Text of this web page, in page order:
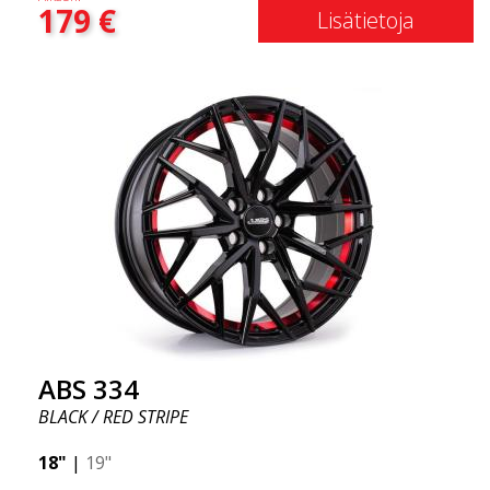
muodoilla. ABS333 on erittäin kestävä ja yleisesti
käytössä Audissa, BMW:ssä, Volvossa ja Mercedes-
automerkeille). Käytä ajoneuvon
rekisterinumerohaun tarkistaaksesi, sopiiko tämä
179€ Lisätietoja
ABS 334
BLACK / RED STRIPE
18" | 19"